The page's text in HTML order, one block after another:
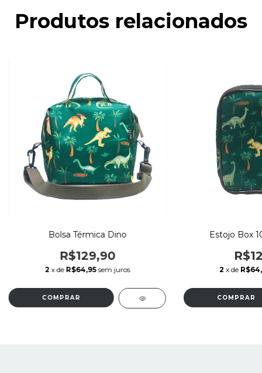
Produtos relacionados
Bolsa Térmica Dino
R$129,90
2 x de R$64,95 sem juros
Estojo Box
2 x de